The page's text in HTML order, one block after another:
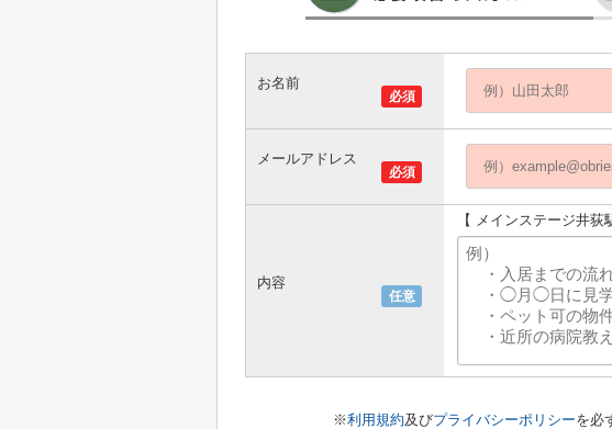
必須
お名前
必須
メールアドレス
任意
内容
【 メインステージ井荻
※利用規約及びプライバシーポリシーを必